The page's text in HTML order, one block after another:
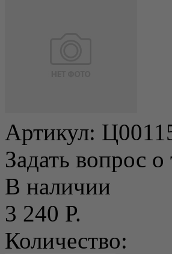
Артикул:
Задать вопрос о
В наличии
3 240 Р.
Количество: